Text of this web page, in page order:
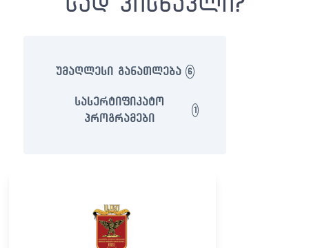
უმაღლესი განათლება 6
სასერტიფიკატო
პროგრამები
1